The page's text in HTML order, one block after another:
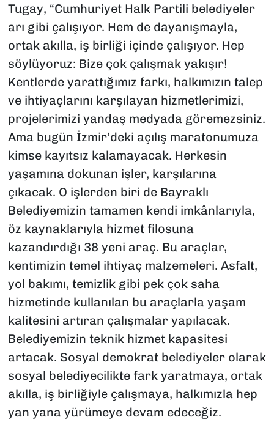
Tugay, “Cumhuriyet Halk Partili belediyeler
arı gibi çalışıyor. Hem de dayanışmayla,
ortak akılla, iş birliği içinde çalışıyor. Hep
söylüyoruz: Bize çok çalışmak yakışır!
Kentlerde yarattığımız farkı, halkımızın talep
ve ihtiyaçlarını karşılayan hizmetlerimizi,
projelerimizi yandaş medyada göremezsiniz.
Ama bugün İzmir’deki açılış maratonumuza
kimse kayıtsız kalamayacak. Herkesin
yaşamına dokunan işler, karşılarına
çıkacak. O işlerden biri de Bayraklı
Belediyemizin tamamen kendi imkânlarıyla,
öz kaynaklarıyla hizmet filosuna
kazandırdığı 38 yeni araç. Bu araçlar,
kentimizin temel ihtiyaç malzemeleri. Asfalt,
yol bakımı, temizlik gibi pek çok saha
hizmetinde kullanılan bu araçlarla yaşam
kalitesini artıran çalışmalar yapılacak.
Belediyemizin teknik hizmet kapasitesi
artacak. Sosyal demokrat belediyeler olarak
sosyal belediyecilikte fark yaratmaya, ortak
akılla, iş birliğiyle çalışmaya, halkımızla hep
yan yana yürümeye devam edeceğiz.